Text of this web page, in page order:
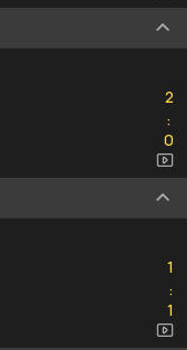
2
:0
0
1
:1
1